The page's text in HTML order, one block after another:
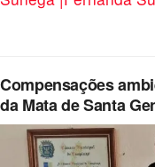
Compensações
da Mata de Santa